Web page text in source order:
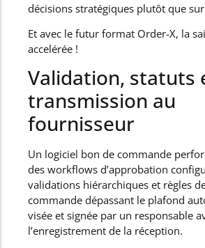
décisions stratégiques plutôt que
Et avec le futur format Order-X, la
accelérée !
Validation, statuts
transmission au
fournisseur
Un logiciel bon de commande
des workflows d’approbation
validations hiérarchiques et règles
commande dépassant le plafond
visée et signée par un responsable
l’enregistrement de la réception.